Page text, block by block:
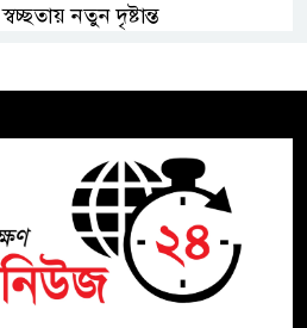
স্বচ্ছতায় নতুন দৃষ্টান্ত
২০ কোটি টাকার টেন্ডার থেকে
শিক্ষা বোর্ডে একের পর এক
সিলেটে চিকিৎসকের কিশোর ছেলের
ঝুলন্ত মরদেহ উদ্ধার